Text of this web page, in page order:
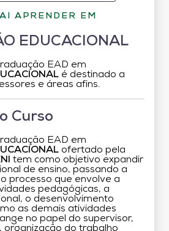
APRENDER EM
EDUCACIONAL
EAD em
é destinado a
e áreas afins.
Curso
EAD em
ofertado pela
tem como objetivo expandir
de ensino, passando a
processo que envolve a
pedagógicas, a
o desenvolvimento
as demais atividades
no papel do supervisor,
organização do trabalho